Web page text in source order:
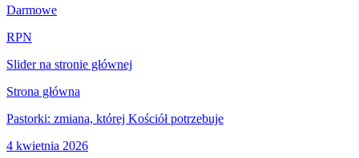
Darmowe
RPN
Slider na stronie głównej
Strona główna
Pastorki: zmiana, której Kościół potrzebuje
4 kwietnia 2026